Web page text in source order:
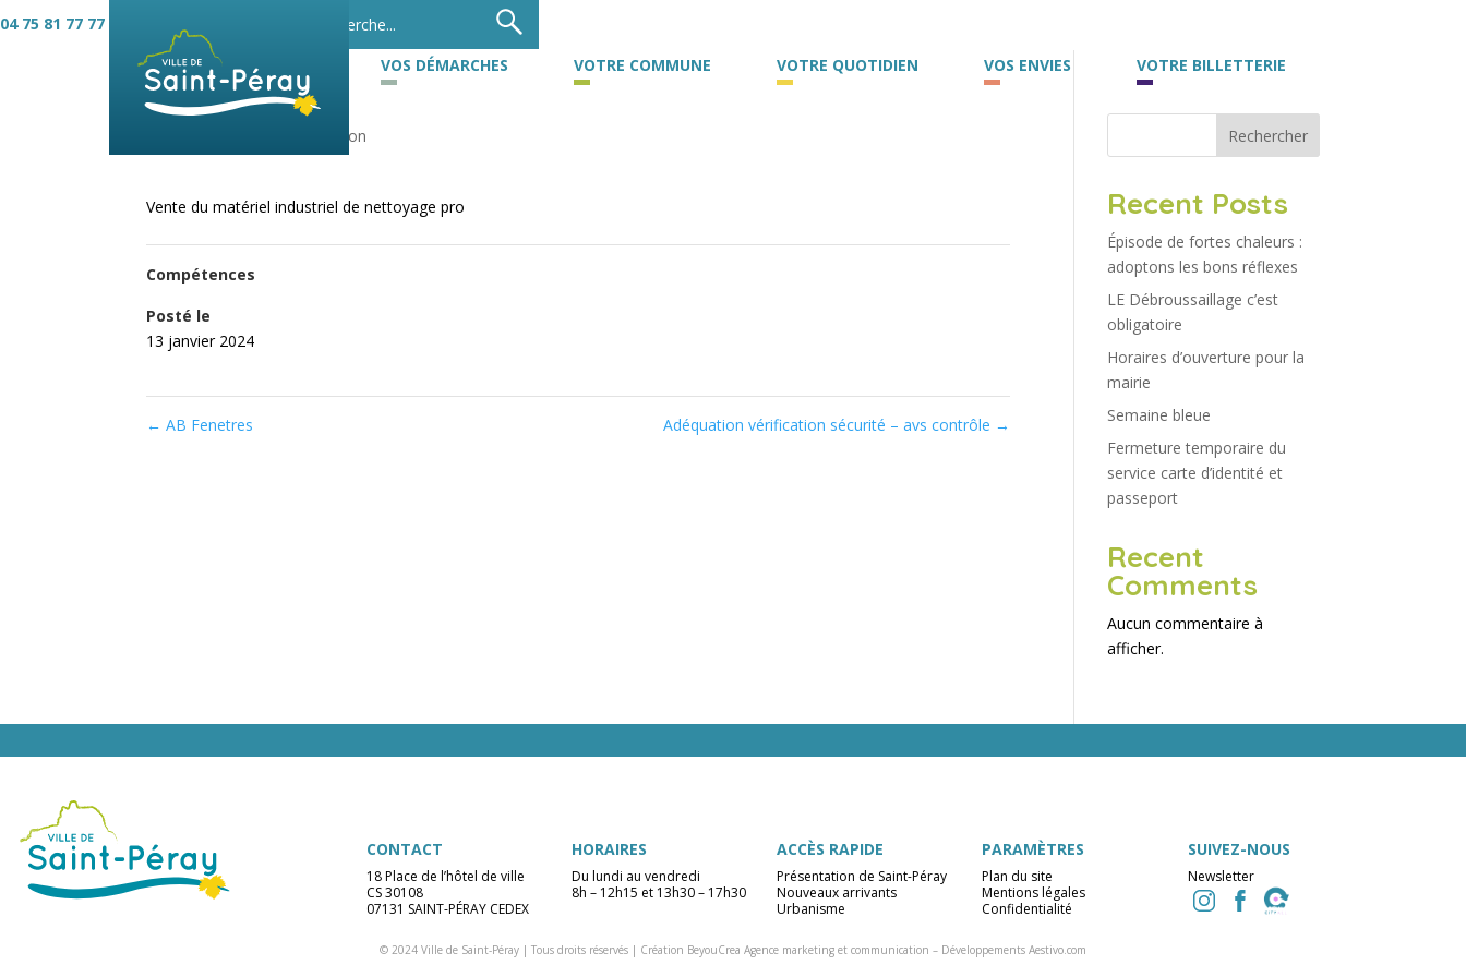
04 75 81 77 77
VOS DÉMARCHES VOTRE COMMUNE VOTRE QUOTIDIEN VOS ENVIES VOTRE BILLETTERIE
ABL 07 Alimentation
Vente du matériel industriel de nettoyage pro
Compétences
Posté le
13 janvier 2024
← AB Fenetres Adéquation vérification sécurité – avs contrôle →
Rechercher
Recent Posts
Épisode de fortes chaleurs :
adoptons les bons réflexes
LE Débroussaillage c’est
obligatoire
Horaires d’ouverture pour la
mairie
Semaine bleue
Fermeture temporaire du
service carte d’identité et
passeport
Recent
Comments
Aucun commentaire à
afficher.
CONTACT
18 Place de l’hôtel de ville
CS 30108
07131 SAINT-PÉRAY CEDEX
HORAIRES
Du lundi au vendredi
8h – 12h15 et 13h30 – 17h30
ACCÈS RAPIDE
Présentation de Saint-Péray
Nouveaux arrivants
Urbanisme
PARAMÈTRES
Plan du site
Mentions légales
Confidentialité
SUIVEZ-NOUS
Newsletter
© 2024 Ville de Saint-Péray | Tous droits réservés | Création BeyouCrea Agence marketing et communication – Développements Aestivo.com